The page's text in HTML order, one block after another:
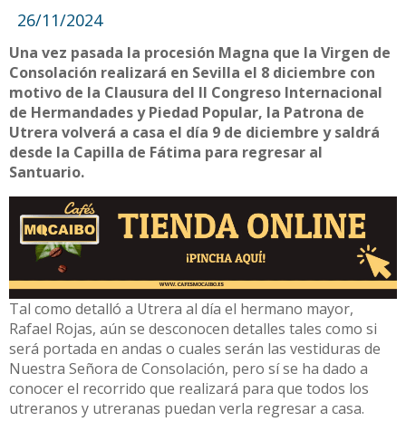
26/11/2024
Una vez pasada la procesión Magna que la Virgen de
Consolación realizará en Sevilla el 8 diciembre con
motivo de la Clausura del II Congreso Internacional
de Hermandades y Piedad Popular, la Patrona de
Utrera volverá a casa el día 9 de diciembre y saldrá
desde la Capilla de Fátima para regresar al
Santuario.
Tal como detalló a Utrera al día el hermano mayor,
Rafael Rojas, aún se desconocen detalles tales como si
será portada en andas o cuales serán las vestiduras de
Nuestra Señora de Consolación, pero sí se ha dado a
conocer el recorrido que realizará para que todos los
utreranos y utreranas puedan verla regresar a casa.